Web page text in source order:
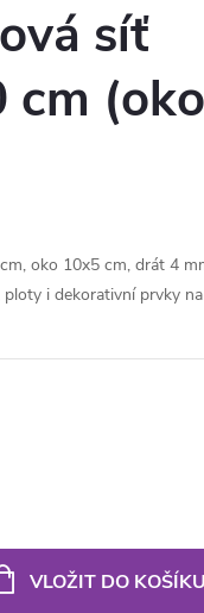
síť
cm (oko
oko 10x5 cm, drát 4
i dekorativní prvky
VLOŽIT DO KOŠÍKU